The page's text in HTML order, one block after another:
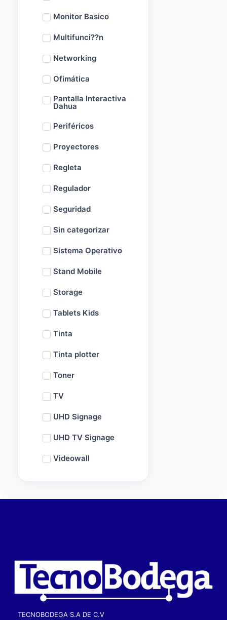
Monitor Basico
Multifunci??n
Networking
Ofimática
Pantalla Interactiva
Dahua
Periféricos
Proyectores
Regleta
Regulador
Seguridad
Sin categorizar
Sistema Operativo
Stand Mobile
Storage
Tablets Kids
Tinta
Tinta plotter
Toner
TV
UHD Signage
UHD TV Signage
Videowall
TECNOBODEGA S.A DE C.V